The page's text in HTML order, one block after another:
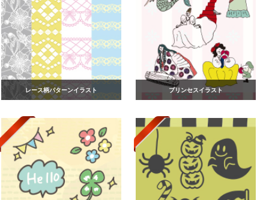
レース柄パターンイラスト プリンセスイラスト